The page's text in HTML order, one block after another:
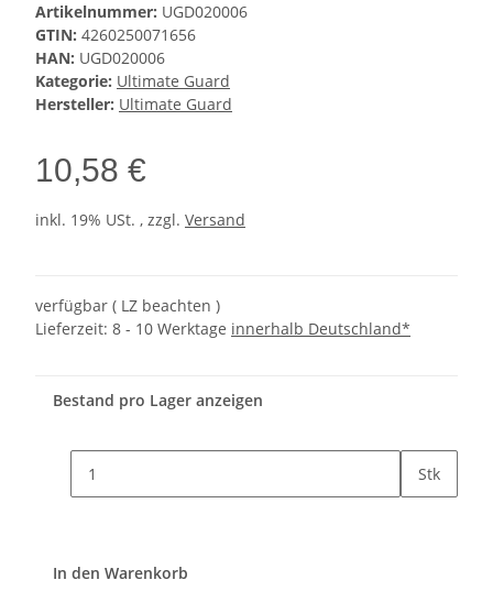
Artikelnummer: UGD020006
GTIN: 4260250071656
HAN: UGD020006
Kategorie: Ultimate Guard
Hersteller: Ultimate Guard
10,58 €
inkl. 19% USt. , zzgl. Versand
verfügbar ( LZ beachten )
Lieferzeit: 8 - 10 Werktage innerhalb Deutschland*
Bestand pro Lager anzeigen
Stk
In den Warenkorb